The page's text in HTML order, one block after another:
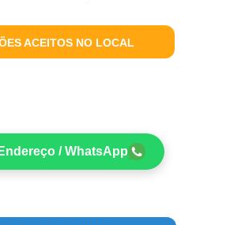
ACEITOS NO LOCAL
/ WhatsApp